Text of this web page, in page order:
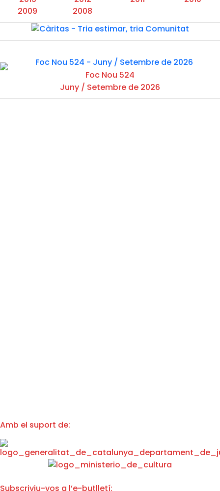
2009
2008
Foc Nou 524
Juny / Setembre de 2026
Amb el suport de:
Subscriviu-vos a l’e-butlletí: